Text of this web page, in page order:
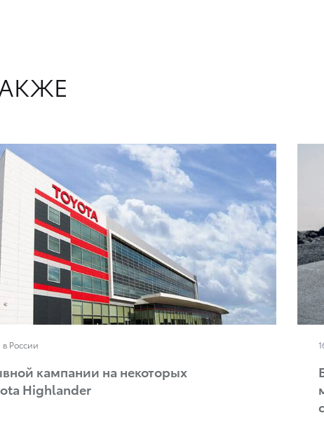
в России
кампании на некоторых
Highlander